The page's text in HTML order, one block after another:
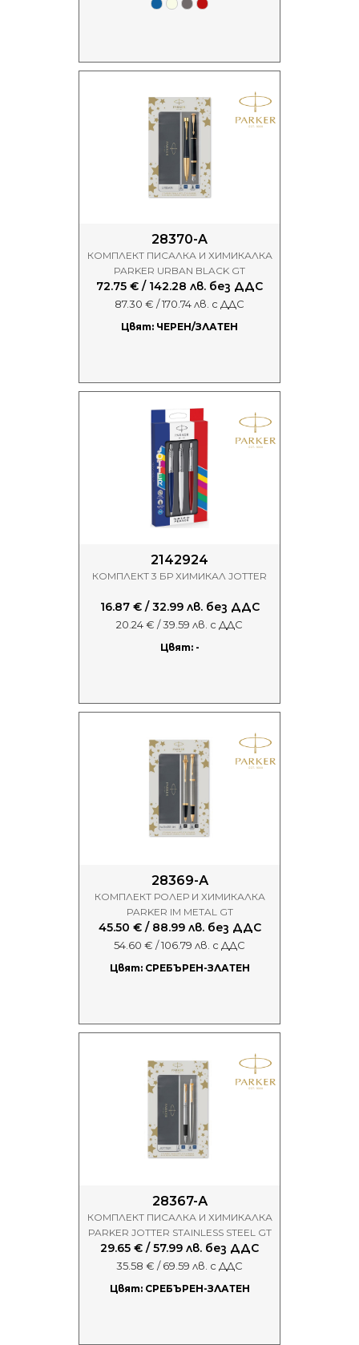
28370-A
КОМПЛЕКТ ПИСАЛКА И ХИМИКАЛКА
PARKER URBAN BLACK GT
72.75 € / 142.28 лв. без ДДС
87.30 € / 170.74 лв. с ДДС
Цвят: ЧЕРЕН/ЗЛАТЕН
2142924
КОМПЛЕКТ 3 БР ХИМИКАЛ JOTTER
16.87 € / 32.99 лв. без ДДС
20.24 € / 39.59 лв. с ДДС
Цвят: -
28369-А
КОМПЛЕКТ РОЛЕР И ХИМИКАЛКА
PARKER IM METAL GT
45.50 € / 88.99 лв. без ДДС
54.60 € / 106.79 лв. с ДДС
Цвят: СРЕБЪРЕН-ЗЛАТЕН
28367-А
КОМПЛЕКТ ПИСАЛКА И ХИМИКАЛКА
PARKER JOTTER STAINLESS STEEL GT
29.65 € / 57.99 лв. без ДДС
35.58 € / 69.59 лв. с ДДС
Цвят: СРЕБЪРЕН-ЗЛАТЕН